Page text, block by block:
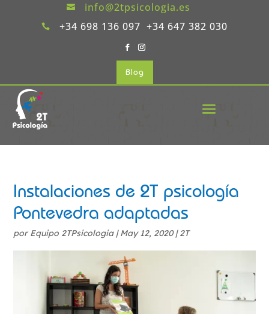
 info@2tpsicologia.es
 +34 698 136 097 +34 647 382 030
Blog
Instalaciones de 2T psicología
Pontevedra adaptadas
por Equipo 2TPsicologia|May 12, 2020|2T